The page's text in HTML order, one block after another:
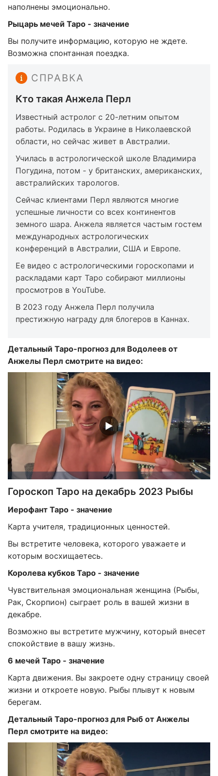
наполнены эмоционально.
Рыцарь мечей Таро - значение
Вы получите информацию, которую не ждете.
Возможна спонтанная поездка.
СПРАВКА
Кто такая Анжела Перл
Известный астролог с 20-летним опытом
работы. Родилась в Украине в Николаевской
области, но сейчас живет в Австралии.
Училась в астрологической школе Владимира
Погудина, потом - у британских, американских,
австралийских тарологов.
Сейчас клиентами Перл являются многие
успешные личности со всех континентов
земного шара. Анжела является частым гостем
международных астрологических
конференций в Австралии, США и Европе.
Ее видео с астрологическими гороскопами и
раскладами карт Таро собирают миллионы
просмотров в YouTube.
В 2023 году Анжела Перл получила
престижную награду для блогеров в Каннах.
Детальный Таро-прогноз для Водолеев от
Анжелы Перл смотрите на видео:
Гороскоп Таро на декабрь 2023 Рыбы
Иерофант Таро - значение
Карта учителя, традиционных ценностей.
Вы встретите человека, которого уважаете и
которым восхищаетесь.
Королева кубков Таро - значение
Чувствительная эмоциональная женщина (Рыбы,
Рак, Скорпион) сыграет роль в вашей жизни в
декабре.
Возможно вы встретите мужчину, который внесет
спокойствие в вашу жизнь.
6 мечей Таро - значение
Карта движения. Вы закроете одну страницу своей
жизни и откроете новую. Рыбы плывут к новым
берегам.
Детальный Таро-прогноз для Рыб от Анжелы
Перл смотрите на видео: